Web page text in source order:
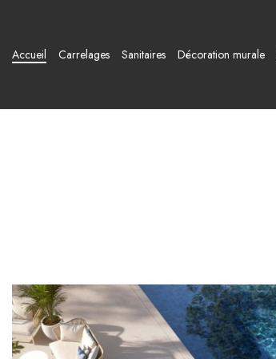
Accueil Carrelages Sanitaires Décoration murale